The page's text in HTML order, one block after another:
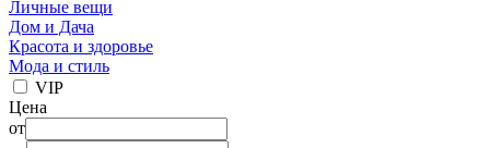
Личные вещи
Дом и Дача
Красота и здоровье
Мода и стиль
VIP
Цена
от